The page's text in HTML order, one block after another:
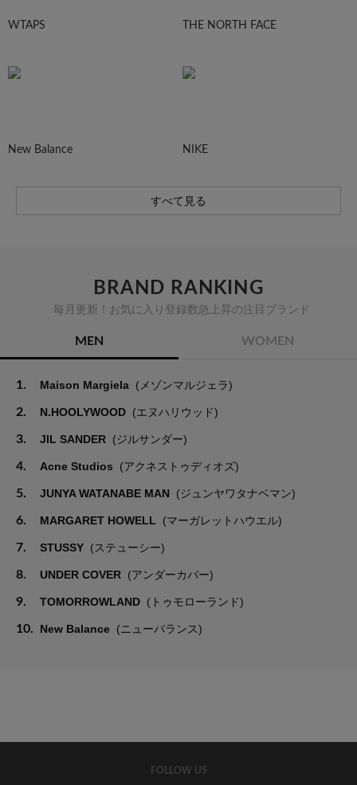
WTAPS THE NORTH FACE
New Balance NIKE
すべて見る
BRAND RANKING
毎月更新！お気に入り登録数急上昇の注目ブランド
MEN WOMEN
1. Maison Margiela (メゾンマルジェラ)
2. N.HOOLYWOOD (エヌハリウッド)
3. JIL SANDER (ジルサンダー)
4. Acne Studios (アクネストゥディオズ)
5. JUNYA WATANABE MAN (ジュンヤワタナベマン)
6. MARGARET HOWELL (マーガレットハウエル)
7. STUSSY (ステューシー)
8. UNDER COVER (アンダーカバー)
9. TOMORROWLAND (トゥモローランド)
10. New Balance (ニューバランス)
FOLLOW US